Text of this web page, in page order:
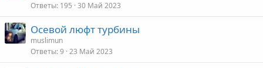
Ответы 195 30 Май 2023
Осевой люфт турбины
muslimun
Ответы 9 23 Май 2023